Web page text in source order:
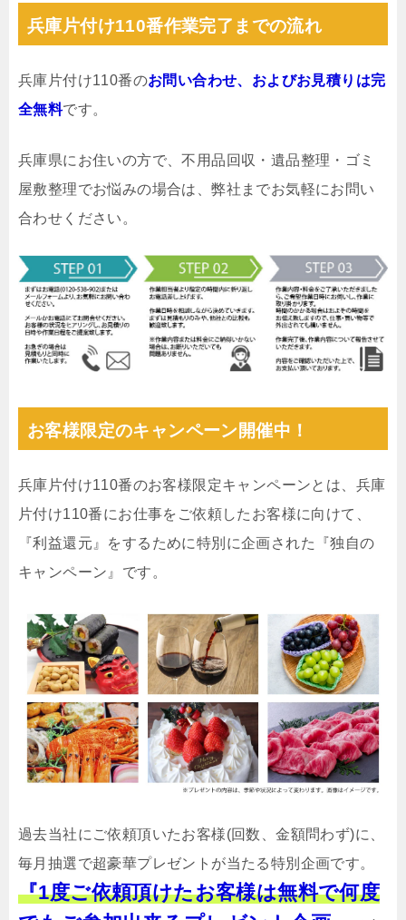
兵庫片付け110番作業完了までの流れ
兵庫片付け110番のお問い合わせ、およびお見積りは完
全無料です。
兵庫県にお住いの方で、不用品回収・遺品整理・ゴミ
屋敷整理でお悩みの場合は、弊社までお気軽にお問い
合わせください。
お客様限定のキャンペーン開催中！
兵庫片付け110番のお客様限定キャンペーンとは、兵庫
片付け110番にお仕事をご依頼したお客様に向けて、
『利益還元』をするために特別に企画された『独自の
キャンペーン』です。
過去当社にご依頼頂いたお客様(回数、金額問わず)に、
毎月抽選で超豪華プレゼントが当たる特別企画です。
『1度ご依頼頂けたお客様は無料で何度